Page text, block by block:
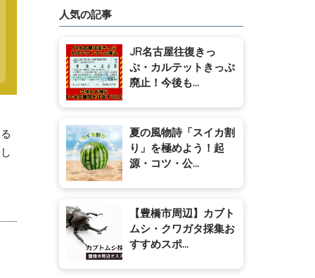
人気の記事
JR名古屋往復きっ
ぷ・カルテットきっぷ
廃止！今後も...
夏の風物詩「スイカ割
り」を極めよう！起
源・コツ・公...
【豊橋市周辺】カブト
ムシ・クワガタ採集お
すすめスポ...